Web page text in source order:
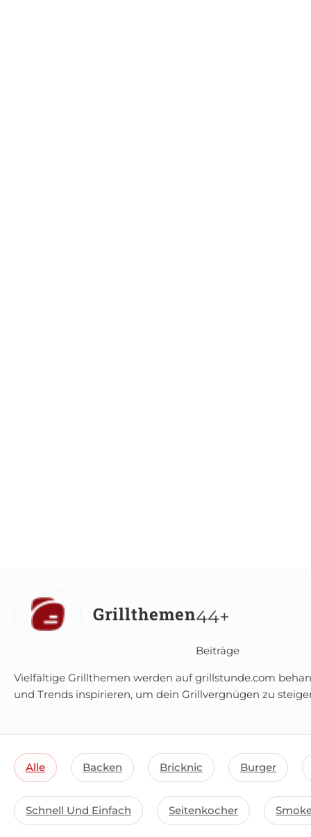
Grillthemen44+
Beiträge
Vielfältige Grillthemen werden auf grillstunde.com
und Trends inspirieren, um dein Grillvergnügen zu
Alle Backen Bricknic Burger
Schnell Und Einfach Seitenkocher